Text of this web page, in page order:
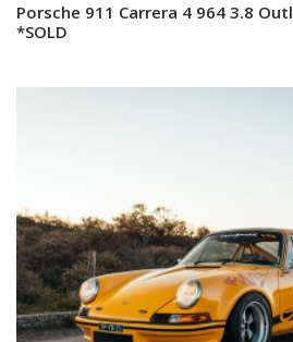
Read more
Porsche 911 Carrera 4 964 3.8
*SOLD